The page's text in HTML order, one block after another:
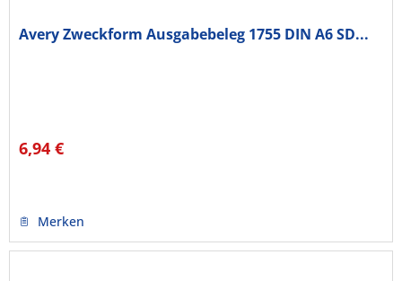
Avery Zweckform Ausgabebeleg 1755 DIN A6 SD...
6,94 €
Merken